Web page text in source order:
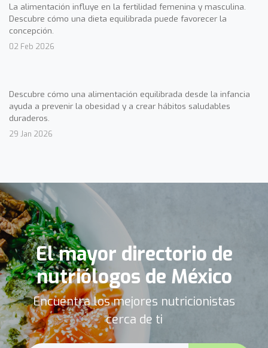
La alimentación influye en la fertilidad femenina y masculina.
Descubre cómo una dieta equilibrada puede favorecer la
concepción.
02 Feb 2026
Descubre cómo una alimentación equilibrada desde la infancia
ayuda a prevenir la obesidad y a crear hábitos saludables
duraderos.
29 Jan 2026
El mayor directorio de
nutriólogos de México
Encuentra los mejores nutricionistas
cerca de ti